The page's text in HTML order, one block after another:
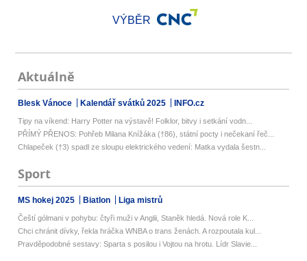
VÝBĚR
Aktuálně
Blesk Vánoce Kalendář svátků 2025 INFO.cz
Tipy na víkend: Harry Potter na výstavě! Folklor, bitvy i setkání vodn...
PŘÍMÝ PŘENOS: Pohřeb Milana Knížáka (†86), státní pocty i nečekaní řeč...
Chlapeček (†3) spadl ze sloupu elektrického vedení: Matka vydala šestn...
Sport
MS hokej 2025 Biatlon Liga mistrů
Čeští gólmani v pohybu: čtyři muži v Anglii, Staněk hledá. Nová role K...
Chci chránit dívky, řekla hráčka WNBA o trans ženách. A rozpoutala kul...
Pravděpodobné sestavy: Sparta s posilou i Vojtou na hrotu. Lídr Slavie...